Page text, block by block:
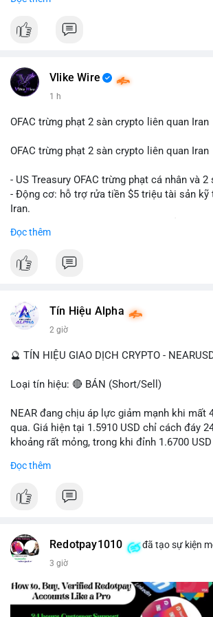
#btcmempool65k
hàng năm (CAGR) ấn tượng lên tới 20,2%.
Điều gì đang thúc đẩy sự tăng trưởng vượt
Vlike Wire
1 h
OFAC trừng phạt 2 sàn crypto liên quan Iran
OFAC trừng phạt 2 sàn crypto liên quan Iran
- US Treasury OFAC trừng phạt cá nhân và 2
- Động cơ: hỗ trợ rửa tiền $5 triệu tài sản kỹ
Iran.
- Tác động: rủi ro cho thị trường crypto, tăng
#binancesquare
#vlikevn #titanbot
📰 Nguồn: Cointelegraph
Đọc thêm
Tín Hiệu Alpha
2 giờ
🔮 TÍN HIỆU GIAO DỊCH CRYPTO -
Loại tín hiệu: 🔴 BÁN (Short/Sell)
NEAR đang chịu áp lực giảm mạnh khi mất
qua. Giá hiện tại 1.5910 USD chỉ cách đáy
khoảng rất mỏng, trong khi đỉnh 1.6700
kiểm soát hoàn toàn. Khối lượng giao dịch
tiếp diễn.
- Vùng Entry: 1.5910 - 1.5980
- Mục tiêu chốt lời (Take Profit - TP): TP1:
Quản trị vốn chặt chẽ, chỉ vào lệnh với rủi
Đọc thêm
Redotpay1010 đã tạo sự kiện
3 giờ